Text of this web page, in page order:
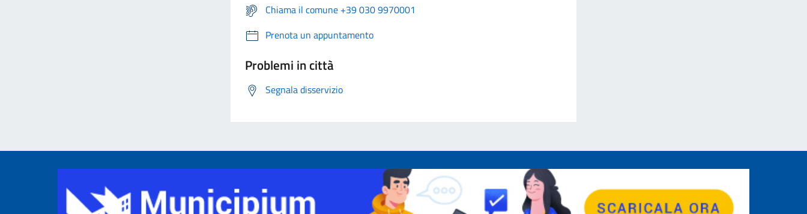
Chiama il comune +39 030 9970001
Prenota un appuntamento
Problemi in città
Segnala disservizio